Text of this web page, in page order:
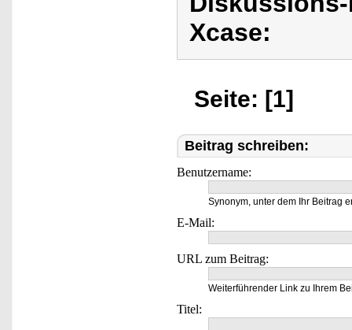
Xcase:
Seite: [1]
Beitrag schreiben:
Benutzername:
Synonym, unter dem Ihr Beitrag
E-Mail:
URL zum Beitrag:
Weiterführender Link zu Ihrem
Titel: